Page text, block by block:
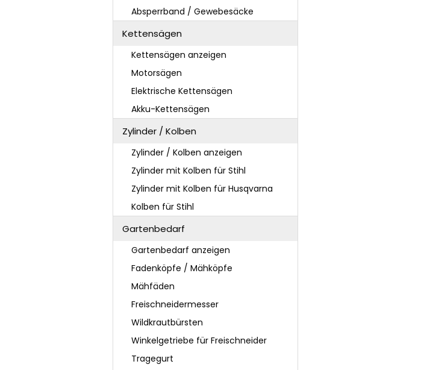
Absperrband / Gewebesäcke
Kettensägen
Kettensägen anzeigen
Motorsägen
Elektrische Kettensägen
Akku-Kettensägen
Zylinder / Kolben
Zylinder / Kolben anzeigen
Zylinder mit Kolben für Stihl
Zylinder mit Kolben für Husqvarna
Kolben für Stihl
Gartenbedarf
Gartenbedarf anzeigen
Fadenköpfe / Mähköpfe
Mähfäden
Freischneidermesser
Wildkrautbürsten
Winkelgetriebe für Freischneider
Tragegurt